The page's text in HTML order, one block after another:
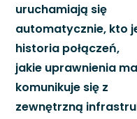
uruchamiają się
automatycznie, kto
historia połączeń,
jakie uprawnienia
komunikuje się z
zewnętrzną